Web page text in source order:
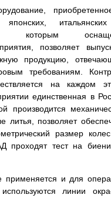
которым
позволяет
продукцию,
требованиям.
на каждом
единственная в
производится
литья, позволяет
размер
проходят тест на
применяется и для
линии